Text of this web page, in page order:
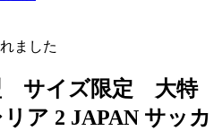
ました
サイズ限定 大特
2 JAPAN サッカ